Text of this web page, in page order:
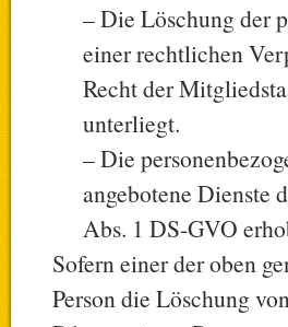
– Die Löschung der
einer rechtlichen
Recht der
unterliegt.
– Die
angebotene Dienste
Abs. 1 DS-GVO
Sofern einer der oben
Person die Löschung